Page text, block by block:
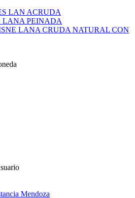
LAN ACRUDA
LANA PEINADA
LANA CRUDA NATURAL CON